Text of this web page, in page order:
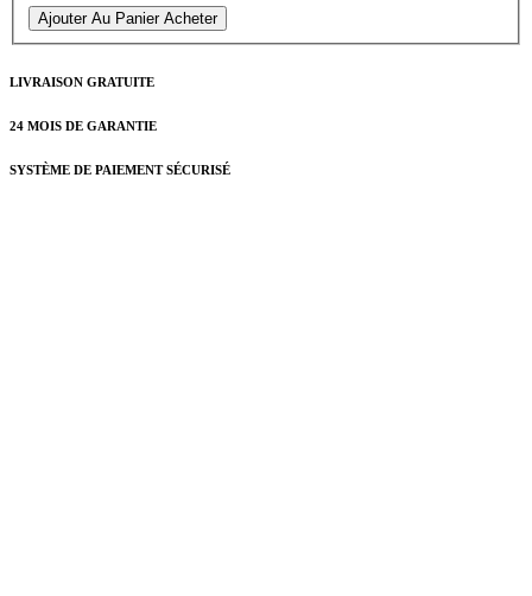
Ajouter Au Panier Acheter
LIVRAISON GRATUITE
24 MOIS DE GARANTIE
SYSTÈME DE PAIEMENT SÉCURISÉ